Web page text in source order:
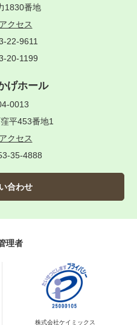
1830番地
クセス
22-9611
20-1199
げホール
0013
平453番地1
クセス
35-4888
合わせ
理者
株式会社ケイミックス